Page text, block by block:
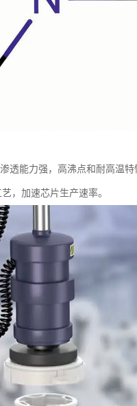
能力强，高沸点和耐高温特
，加速芯片生产速率。